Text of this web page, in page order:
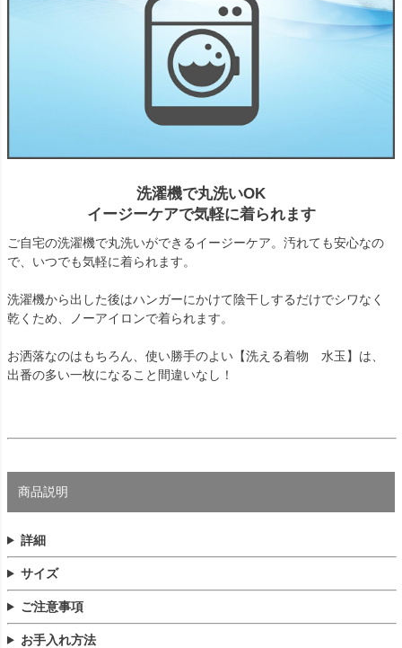
洗濯機で丸洗いOK
イージーケアで気軽に着られます
ご自宅の洗濯機で丸洗いができるイージーケア。汚れても安心なの
で、いつでも気軽に着られます。
洗濯機から出した後はハンガーにかけて陰干しするだけでシワなく
乾くため、ノーアイロンで着られます。
お洒落なのはもちろん、使い勝手のよい【洗える着物 水玉】は、
出番の多い一枚になること間違いなし！
商品説明
詳細
サイズ
ご注意事項
お手入れ方法